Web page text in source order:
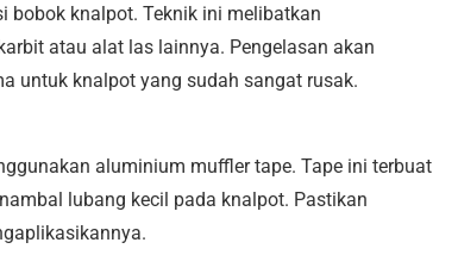
bobok knalpot. Teknik ini melibatkan
atau alat las lainnya. Pengelasan akan
untuk knalpot yang sudah sangat rusak.
aluminium muffler tape. Tape ini terbuat
lubang kecil pada knalpot. Pastikan